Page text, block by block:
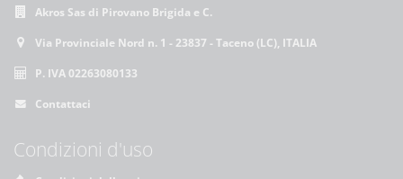
Akros Sas di Pirovano Brigida e C.
Via Provinciale Nord n. 1 - 23837 - Taceno (LC), ITALIA
P. IVA 02263080133
Contattaci
Condizioni d'uso